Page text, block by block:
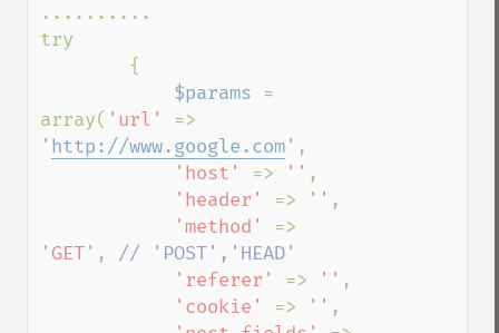
..........
try
$params =
array( 'url'
' http://www.google.com' ,
'host' => '' ,
'header' => '' ,
'method'
'GET' , // 'POST','HEAD'
'referer' => '' ,
'cookie' => '' ,